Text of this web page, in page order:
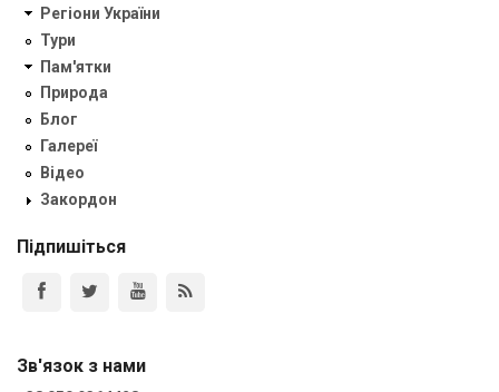
Регіони України
Тури
Пам'ятки
Природа
Блог
Галереї
Відео
Закордон
Підпишіться
Зв'язок з нами